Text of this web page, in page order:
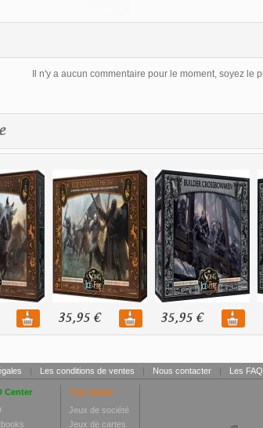
Il n'y a aucun commentaire pour le moment, soyez le
35,95 € 35,95 €
| Les conditions de ventes | Nous contacter | Les FAQ
Center
Toy Center
Jeux de société
Jeux de cartes